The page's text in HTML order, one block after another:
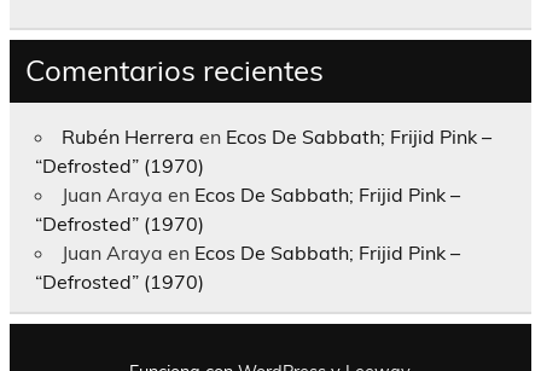
Comentarios recientes
Rubén Herrera en Ecos De Sabbath; Frijid Pink –
“Defrosted” (1970)
Juan Araya en Ecos De Sabbath; Frijid Pink –
“Defrosted” (1970)
Juan Araya en Ecos De Sabbath; Frijid Pink –
“Defrosted” (1970)